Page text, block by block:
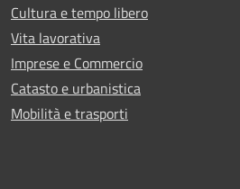
Cultura e tempo libero
Vita lavorativa
Imprese e Commercio
Catasto e urbanistica
Mobilità e trasporti